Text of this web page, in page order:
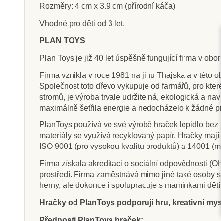
Balanční věž
Přidat do košíku Přidat do
Rozměry: 4 cm x 3.9 cm (přírodní káča)
Vhodné pro děti od 3 let.
PLAN TOYS
Plan Toys je již 40 let úspěšně fungující firma v
Firma vznikla v roce 1981 na jihu Thajska a v této
Společnost toto dřevo vykupuje od farmářů, pro
stromů, je výroba trvale udržitelná, ekologická a
maximálně šetřila energie a nedocházelo k žádné
PlanToys používá ve své výrobě hraček lepidlo
materiály se využívá recyklovaný papír. Hračky
ISO 9001 (pro vysokou kvalitu produktů) a 14001
Firma získala akreditaci o sociální odpovědnosti
prostředí. Firma zaměstnává mimo jiné také osoby
herny, ale dokonce i spolupracuje s maminkami
Hračky od PlanToys podporují hru, kreativní